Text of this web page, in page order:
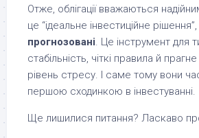
Отже, облігації вважаються
це “ідеальне інвестиційне
прогнозовані. Це інструмент для
стабільність, чіткі правила й
рівень стресу. І саме тому вони
першою сходинкою в інвестуванні.
Ще лишилися питання? Ласкаво